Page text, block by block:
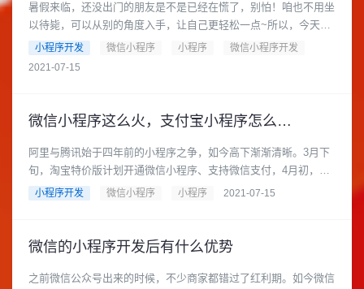
暑假来临，还没出门的朋友是不是已经在慌了，别怕！咱也不用坐
以待毙，可以从别的角度入手，让自己更轻松一点~所以，今天我
就想给大家带来一些实用的......
小程序开发 微信小程序 小程序
微信小程序开发
2021-07-15
微信小程序这么火，支付宝小程序怎么办？
阿里与腾讯始于四年前的小程序之争，如今高下渐渐清晰。3月下
旬，淘宝特价版计划开通微信小程序、支持微信支付，4月初，闲
鱼也向微信递交了小程序申......
小程序开发 微信小程序 小程序 2021-07-15
微信的小程序开发后有什么优势
之前微信公众号出来的时候，不少商家都错过了红利期。如今微信